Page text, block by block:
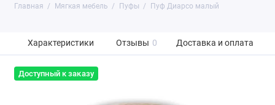
Главная Мягкая мебель Пуфы Пуф Диарсо малый
Характеристики Отзывы 0 Доставка и оплата
Доступный к заказу